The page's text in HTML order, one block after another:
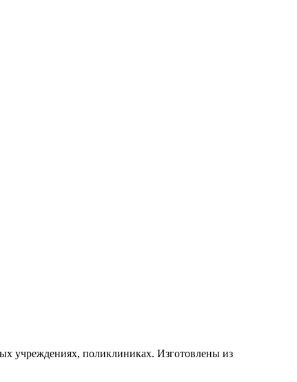
учреждениях, поликлиниках. Изготовлены из